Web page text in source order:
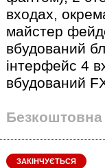
входах,
майстер
вбудований
інтерфейс 4
вбудований
Безкоштовна
ЗАКІНЧУЄТЬСЯ